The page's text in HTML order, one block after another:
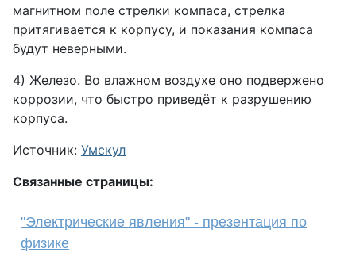
магнитном поле стрелки компаса, стрелка
притягивается к корпусу, и показания компаса
будут неверными.
4) Железо. Во влажном воздухе оно подвержено
коррозии, что быстро приведёт к разрушению
корпуса.
Источник: Умскул
Связанные страницы:
"Электрические явления" - презентация по
физике